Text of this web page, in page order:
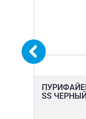
ПУРИФАЙЕР
SS